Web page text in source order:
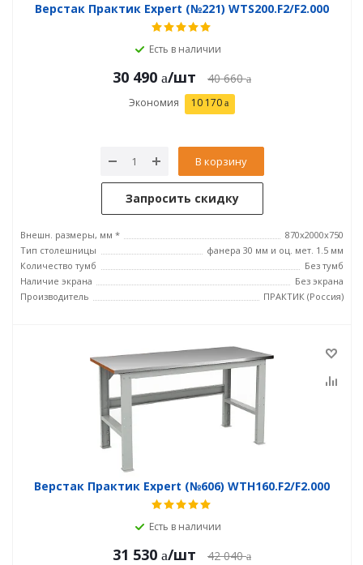
Верстак Практик Expert (№221) WTS200.F2/F2.000
Есть в наличии
30 490 /шт 40 660
Экономия 10 170
В корзину
Запросить скидку
Внешн. размеры, мм *
870x2000x750
Тип столешницы
фанера 30 мм и оц. мет. 1.5 мм
Количество тумб
Без тумб
Наличие экрана
Без экрана
Производитель
ПРАКТИК (Россия)
Верстак Практик Expert (№606) WTH160.F2/F2.000
Есть в наличии
31 530 /шт 42 040